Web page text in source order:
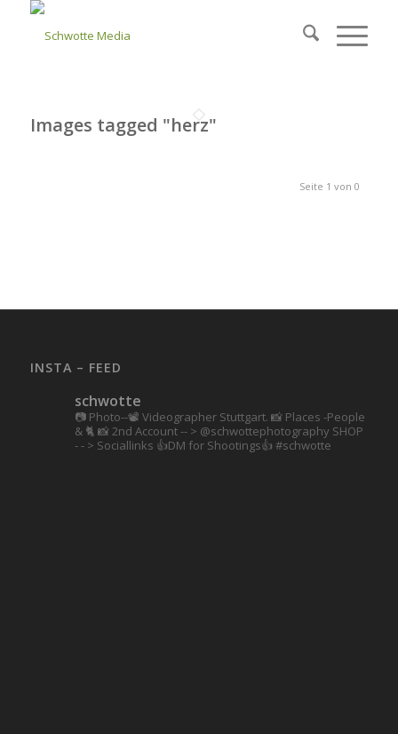
Images tagged "herz"
Seite 1 von 0
INSTA – FEED
schwotte
📷 Photo--📽️ Videographer Stuttgart. 📸 Places -People
& 🐈 📸 2nd Account-- > @schwottephotography SHOP
- - > Sociallinks 👍DM for Shootings👍 #schwotte